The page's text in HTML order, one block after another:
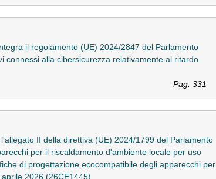
il regolamento (UE) 2024/2847 del Parlamento
connessi alla cibersicurezza relativamente al ritardo
Pag. 331
II della direttiva (UE) 2024/1799 del Parlamento
per il riscaldamento d'ambiente locale per uso
di progettazione ecocompatibile degli apparecchi per
2026 (26CE1445)